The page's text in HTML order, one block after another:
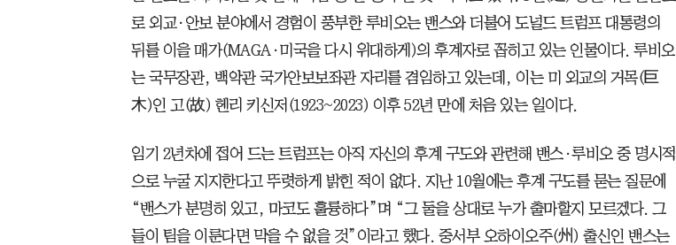
로 외교·안보 분야에서 경험이 풍부한 루비오는 밴스와 더불어 도널드 트럼프 대통령의
뒤를 이을 매가(MAGA·미국을 다시 위대하게)의 후계자로 꼽히고 있는 인물이다. 루비오
는 국무장관, 백악관 국가안보보좌관 자리를 겸임하고 있는데, 이는 미 외교의 거목(巨
木)인 고(故) 헨리 키신저(1923~2023) 이후 52년 만에 처음 있는 일이다.
임기 2년차에 접어 드는 트럼프는 아직 자신의 후계 구도와 관련해 밴스·루비오 중 명시적
으로 누굴 지지한다고 뚜렷하게 밝힌 적이 없다. 지난 10월에는 후계 구도를 묻는 질문에
“밴스가 분명히 있고, 마코도 훌륭하다”며 “그 둘을 상대로 누가 출마할지 모르겠다. 그
들이 팀을 이룬다면 막을 수 없을 것”이라고 했다. 중서부 오하이오주(州) 출신인 밴스는